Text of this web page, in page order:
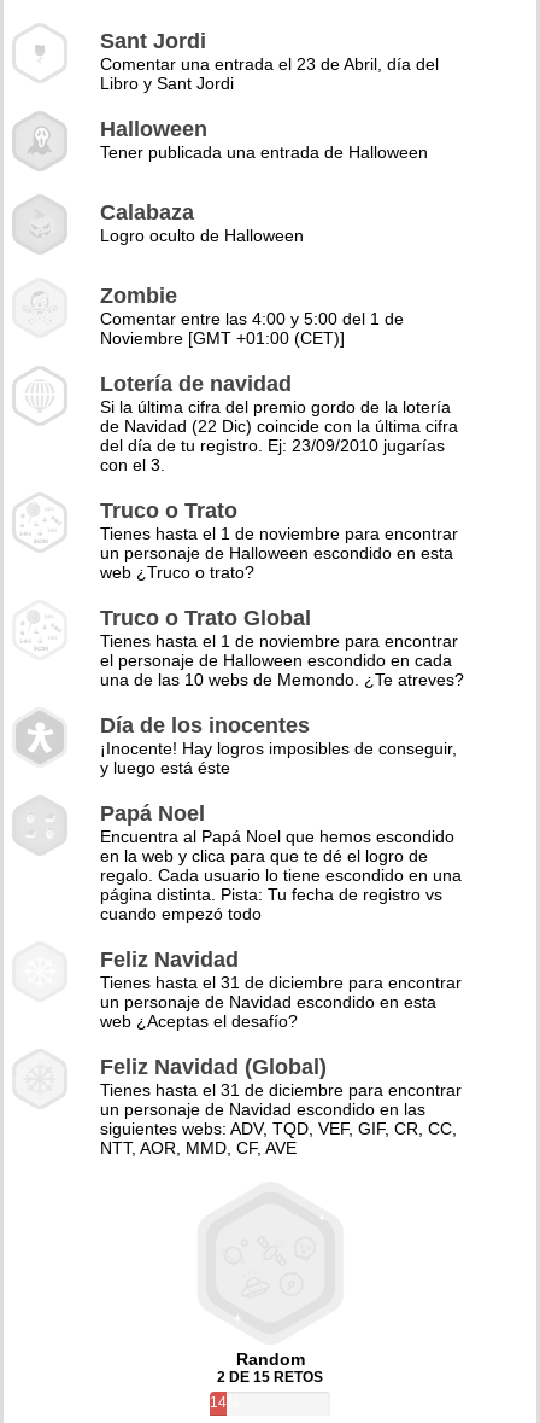
Sant Jordi
Comentar una entrada el 23 de Abril, día del
Libro y Sant Jordi
Halloween
Tener publicada una entrada de Halloween
Calabaza
Logro oculto de Halloween
Zombie
Comentar entre las 4:00 y 5:00 del 1 de
Noviembre [GMT +01:00 (CET)]
Lotería de navidad
Si la última cifra del premio gordo de la lotería
de Navidad (22 Dic) coincide con la última cifra
del día de tu registro. Ej: 23/09/2010 jugarías
con el 3.
Truco o Trato
Tienes hasta el 1 de noviembre para encontrar
un personaje de Halloween escondido en esta
web ¿Truco o trato?
Truco o Trato Global
Tienes hasta el 1 de noviembre para encontrar
el personaje de Halloween escondido en cada
una de las 10 webs de Memondo. ¿Te atreves?
Día de los inocentes
¡Inocente! Hay logros imposibles de conseguir,
y luego está éste
Papá Noel
Encuentra al Papá Noel que hemos escondido
en la web y clica para que te dé el logro de
regalo. Cada usuario lo tiene escondido en una
página distinta. Pista: Tu fecha de registro vs
cuando empezó todo
Feliz Navidad
Tienes hasta el 31 de diciembre para encontrar
un personaje de Navidad escondido en esta
web ¿Aceptas el desafío?
Feliz Navidad (Global)
Tienes hasta el 31 de diciembre para encontrar
un personaje de Navidad escondido en las
siguientes webs: ADV, TQD, VEF, GIF, CR, CC,
NTT, AOR, MMD, CF, AVE
Random
2 DE 15 RETOS
14%